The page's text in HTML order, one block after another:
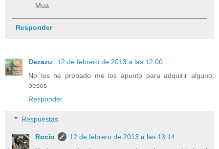
Mua
Responder
Dezazu
12 de febrero de 2013 a las 12:00
No los he probado me los apunto para adquirir alguno,
besos
Responder
Respuestas
Rocio
12 de febrero de 2013 a las 13:14